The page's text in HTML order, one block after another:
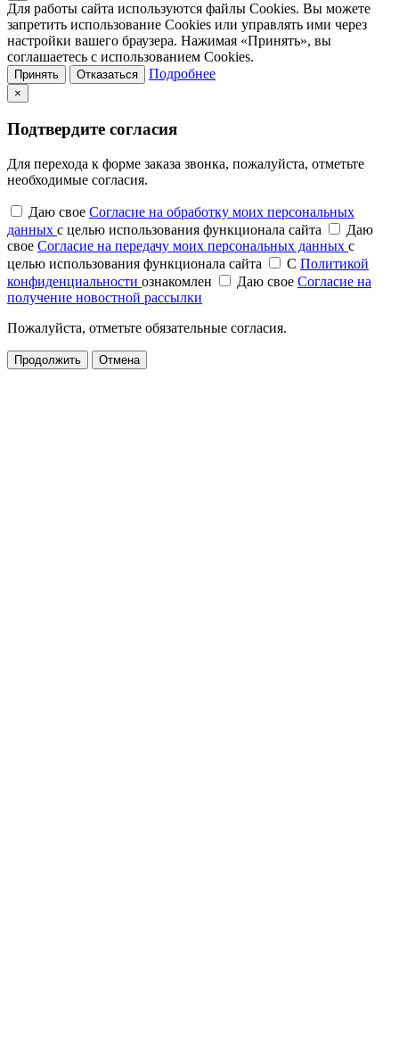
Для работы сайта используются файлы Cookies. Вы можете
запретить использование Cookies или управлять ими через
настройки вашего браузера. Нажимая «Принять», вы
соглашаетесь с использованием Cookies.
Принять Отказаться Подробнее
×
Подтвердите согласия
Для перехода к форме заказа звонка, пожалуйста, отметьте
необходимые согласия.
Даю свое Согласие на обработку моих персональных
данных с целью использования функционала сайта
Даю
свое Согласие на передачу моих персональных данных с
целью использования функционала сайта
С Политикой
конфиденциальности ознакомлен Даю свое Согласие на
получение новостной рассылки
Пожалуйста, отметьте обязательные согласия.
Продолжить Отмена